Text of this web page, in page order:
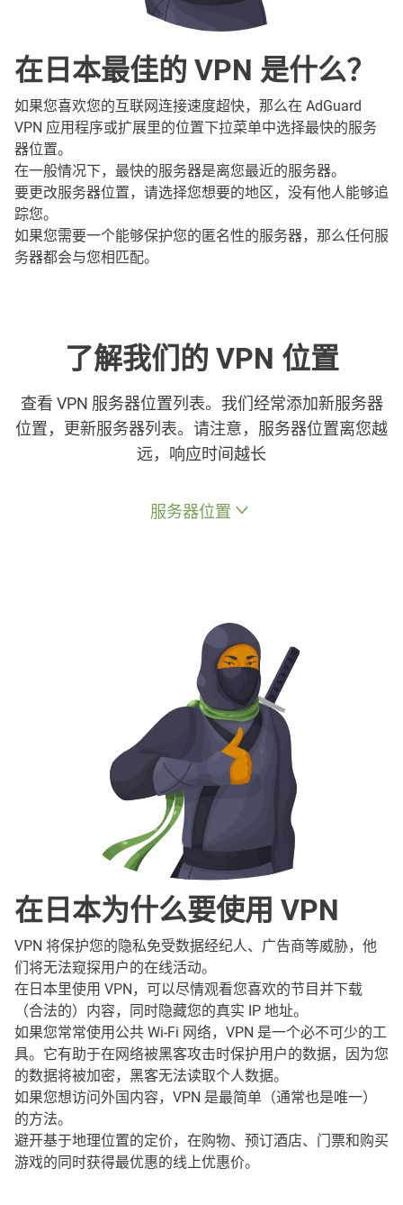
在日本最佳的 VPN 是什么？
如果您喜欢您的互联网连接速度超快，那么在 AdGuard
VPN 应用程序或扩展里的位置下拉菜单中选择最快的服务
器位置。
在一般情况下，最快的服务器是离您最近的服务器。
要更改服务器位置，请选择您想要的地区，没有他人能够追
踪您。
如果您需要一个能够保护您的匿名性的服务器，那么任何服
务器都会与您相匹配。
了解我们的 VPN 位置
查看 VPN 服务器位置列表。我们经常添加新服务器
位置，更新服务器列表。请注意，服务器位置离您越
远，响应时间越长
服务器位置
在日本为什么要使用 VPN
VPN 将保护您的隐私免受数据经纪人、广告商等威胁，他
们将无法窥探用户的在线活动。
在日本里使用 VPN，可以尽情观看您喜欢的节目并下载
（合法的）内容，同时隐藏您的真实 IP 地址。
如果您常常使用公共 Wi-Fi 网络，VPN 是一个必不可少的工
具。它有助于在网络被黑客攻击时保护用户的数据，因为您
的数据将被加密，黑客无法读取个人数据。
如果您想访问外国内容，VPN 是最简单（通常也是唯一）
的方法。
避开基于地理位置的定价，在购物、预订酒店、门票和购买
游戏的同时获得最优惠的线上优惠价。